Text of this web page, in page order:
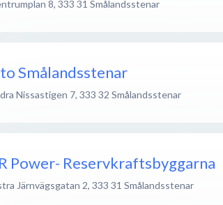
8, 333 31 Smålandsstenar
Smålandsstenar
Nissastigen 7, 333 32 Smålandsstenar
Power- Reservkraftsbyggarna
Järnvägsgatan 2, 333 31 Smålandsstenar